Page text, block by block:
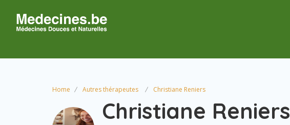
Home Autres thérapeutes Christiane Reniers
Christiane Reniers